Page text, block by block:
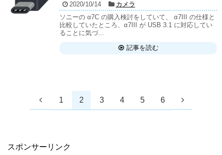
2020/10/14
カメラ
ソニーの α7C の購入検討をしていて、 α7III の仕様と
比較していたところ、α7III が USB 3.1 に対応してい
ることに気づ...
記事を読む
1 2 3 4 5 6
スポンサーリンク